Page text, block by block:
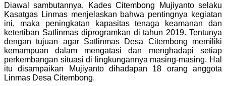
Diawal sambutannya, Kades Citembong Mujiyanto selaku
Kasatgas Linmas menjelaskan bahwa pentingnya kegiatan
ini, maka peningkatan kapasitas tenaga keamanan dan
ketertiban Satlinmas diprogramkan di tahun 2019. Tentunya
dengan tujuan agar Satlinmas Desa Citembong memiliki
kemampuan dalam mengatasi dan menghadapi setiap
perkembangan situasi di lingkungannya masing-masing. Hal
itu disampaikan Mujiyanto dihadapan 18 orang anggota
Linmas Desa Citembong.